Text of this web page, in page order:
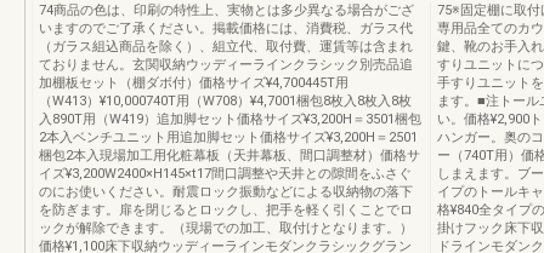
74商品の色は、印刷の特性上、実物とは多少異なる場合がござ
いますのでご了承ください。掲載価格には、消費税、ガラス代
（ガラス組込商品を除く）、組立代、取付費、運賃等は含まれ
ておりません。玄関収納ウッディーラインクラシック別売品追
加棚板セット（棚ダボ付）価格サイズ¥4,700445T用
（W413）¥10,000740T用（W708）¥4,7001梱包8枚入8枚入8枚
入890T用（W419）追加脚セット価格サイズ¥3,200H＝3501梱包
2本入ベンチユニット用追加脚セット価格サイズ¥3,200H＝2501
梱包2本入現場加工用化粧幕板（天井幕板、間口調整材）価格サ
イズ¥3,200W2400×H145×t17間口調整や天井との隙間をふさぐ
のにお使いください。耐震ロック振動などによる収納物の落下
を防ぎます。扉を閉じるとロックし、把手を軽く引くことでロ
ックが解除できます。（現場での加工、取付けとなります。）
価格¥1,100床下収納ウッディーラインモダンクラシックグラン
75※固定棚に取付
専用品全てのカ
鍵、靴のお手入
すりユニットに
手すりユニット
ます。■注トー
い。価格¥2,900
ハンガー。奥の
ー（740T用）価
しまえます。ブ
イプのトールキ
格¥840全タイプ
掛けフック床下
ドラインモダン